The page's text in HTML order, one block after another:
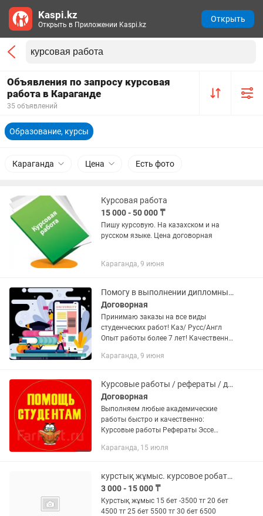
Объявления по запросу курсовая
работа в Караганде
35 объявлений
Образование, курсы
Караганда Цена Есть фото
Курсовая работа
15 000 - 50 000 ₸
Пишу курсовую. На казахском и на
русском языке. Цена договорная
Караганда, 9 июня
Помогу в выполнении дипломных и курсовых работ
Договорная
Принимаю заказы на все виды
студенческих работ! Каз/ Русс/Англ
Опыт работы более 7 лет! Качественно
Караганда, 9 июня
Курсовые работы / рефераты / доклады / эссе
Договорная
Выполняем любые академические
работы быстро и качественно:
Курсовые работы Рефераты Эссе
любое время – всегда на связи!
Караганда, 15 июля
курстық жұмыс. курсовое робаты. Слайд
3 000 - 15 000 ₸
Курстық жұмыс 15 бет -3500 тг 20 бет
4500 тг 25 бет 5500 тг 30 бет 6500
Kaspi.kz
Открыть в Приложении Kaspi.kz
Открыть